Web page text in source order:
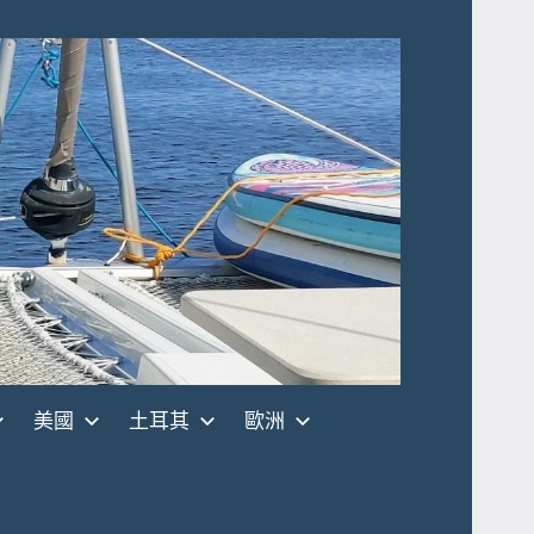
美國 土耳其 歐洲